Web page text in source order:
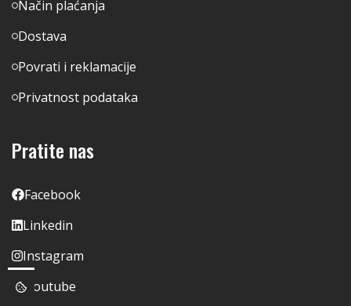
Način plaćanja
Dostava
Povrati i reklamacije
Privatnost podataka
Pratite nas
Facebook
Linkedin
Instagram
Youtube